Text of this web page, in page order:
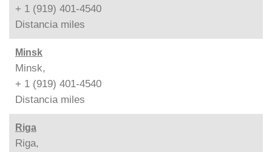
+ 1 (919) 401-4540
Distancia miles
Minsk
Minsk,
+ 1 (919) 401-4540
Distancia miles
Riga
Riga,